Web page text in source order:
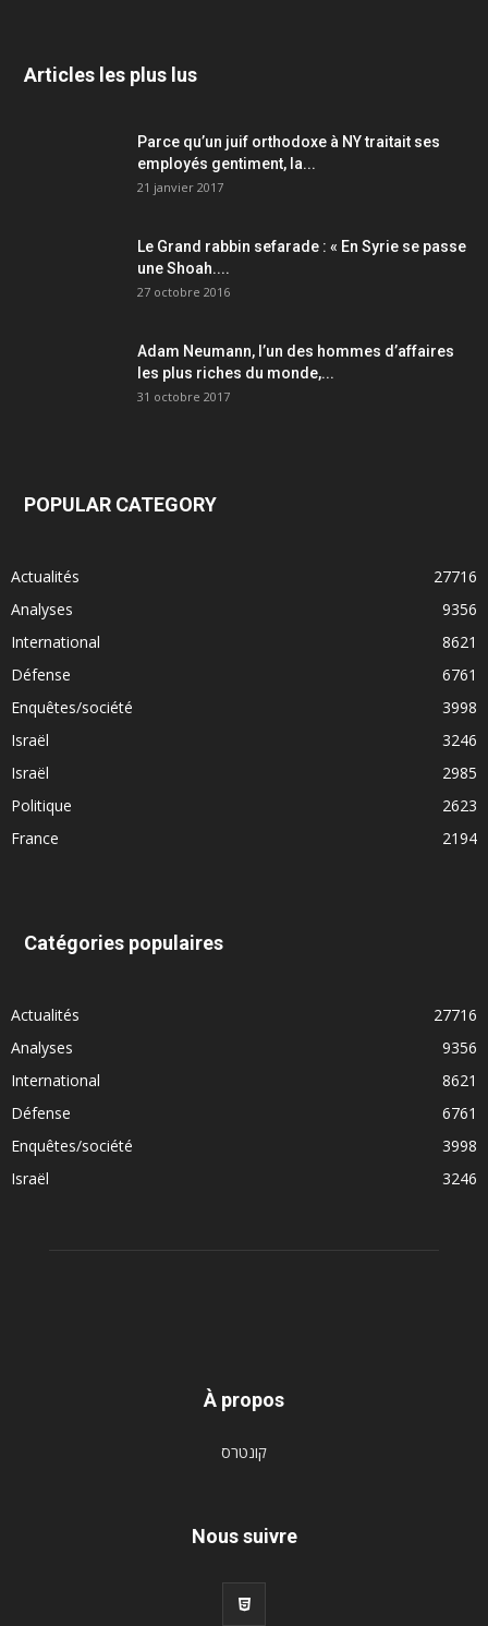
Articles les plus lus
Parce qu’un juif orthodoxe à NY traitait ses
employés gentiment, la...
21 janvier 2017
Le Grand rabbin sefarade : « En Syrie se passe
une Shoah....
27 octobre 2016
Adam Neumann, l’un des hommes d’affaires
les plus riches du monde,...
31 octobre 2017
POPULAR CATEGORY
Actualités
27716
Analyses
9356
International
8621
Défense
6761
Enquêtes/société
3998
Israël
3246
Israël
2985
Politique
2623
France
2194
Catégories populaires
Actualités
27716
Analyses
9356
International
8621
Défense
6761
Enquêtes/société
3998
Israël
3246
À propos
קונטרס
Nous suivre